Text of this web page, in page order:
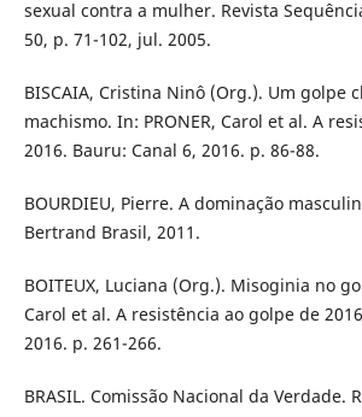
sexual contra a mulher. Revista
50, p. 71-102, jul. 2005.
BISCAIA, Cristina Ninô (Org.). Um golpe
machismo. In: PRONER, Carol et al. A
2016. Bauru: Canal 6, 2016. p. 86-88.
BOURDIEU, Pierre. A dominação
Bertrand Brasil, 2011.
BOITEUX, Luciana (Org.). Misoginia no
Carol et al. A resistência ao golpe de
2016. p. 261-266.
BRASIL. Comissão Nacional da Verdade.